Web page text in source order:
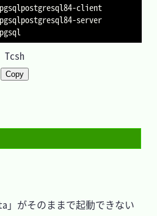
Tcsh
Copy
がそのままで起動できない